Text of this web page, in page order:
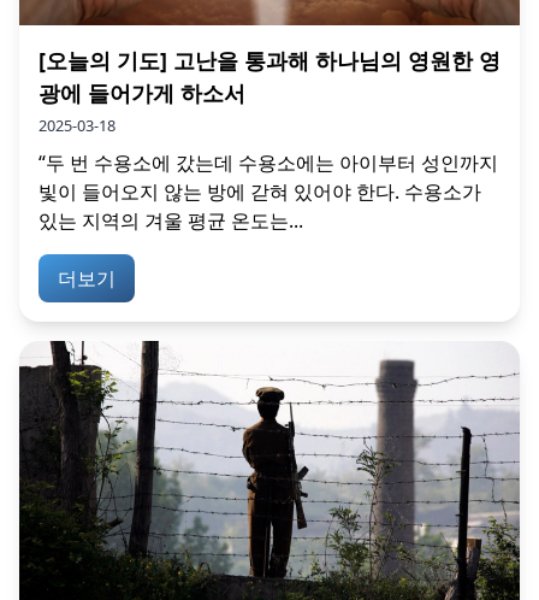
[오늘의 기도] 고난을 통과해 하나님의 영원한 영
광에 들어가게 하소서
2025-03-18
“두 번 수용소에 갔는데 수용소에는 아이부터 성인까지
빛이 들어오지 않는 방에 갇혀 있어야 한다. 수용소가
있는 지역의 겨울 평균 온도는...
더보기